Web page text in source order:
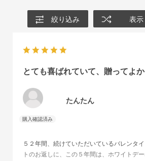
絞り込み 表示
とても喜ばれていて、贈ってよか
たんたん
５２年間、続けていただいているバレンタ
トのお返しに、この５年間は、ホワイトデ